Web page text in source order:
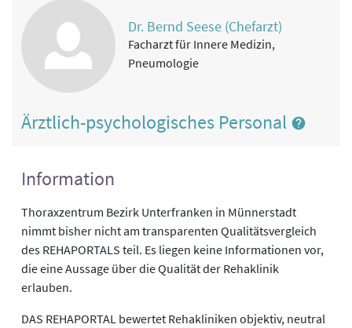
Dr. Bernd Seese (Chefarzt)
Facharzt für Innere Medizin,
Pneumologie
Ärztlich-psychologisches Personal
Information
Thoraxzentrum Bezirk Unterfranken in Münnerstadt
nimmt bisher nicht am transparenten Qualitätsvergleich
des REHAPORTALS teil. Es liegen keine Informationen vor,
die eine Aussage über die Qualität der Rehaklinik
erlauben.
DAS REHAPORTAL bewertet Rehakliniken objektiv, neutral